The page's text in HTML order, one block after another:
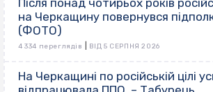
Після понад чотирьох років
на Черкащину повернувся
(ФОТО)
4 334 переглядів ВІД 5 СЕРПНЯ 2026
На Черкащині по російській цілі